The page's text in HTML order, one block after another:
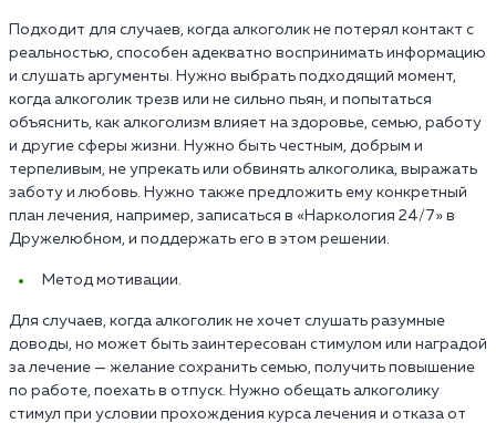
Подходит для случаев, когда алкоголик не потерял контакт с
реальностью, способен адекватно воспринимать информацию
и слушать аргументы. Нужно выбрать подходящий момент,
когда алкоголик трезв или не сильно пьян, и попытаться
объяснить, как алкоголизм влияет на здоровье, семью, работу
и другие сферы жизни. Нужно быть честным, добрым и
терпеливым, не упрекать или обвинять алкоголика, выражать
заботу и любовь. Нужно также предложить ему конкретный
план лечения, например, записаться в «Наркология 24/7» в
Дружелюбном, и поддержать его в этом решении.
Метод мотивации.
Для случаев, когда алкоголик не хочет слушать разумные
доводы, но может быть заинтересован стимулом или наградой
за лечение — желание сохранить семью, получить повышение
по работе, поехать в отпуск. Нужно обещать алкоголику
стимул при условии прохождения курса лечения и отказа от